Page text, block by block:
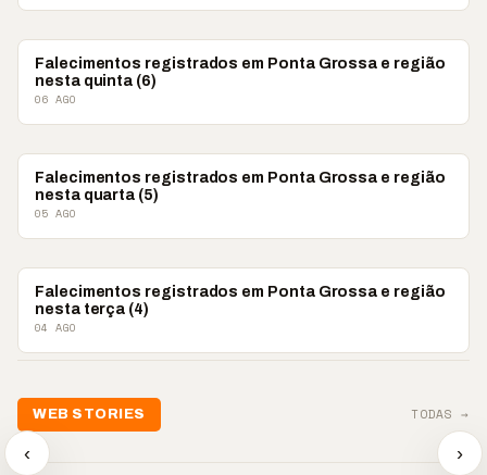
OBITUÁRIO
Falecimentos registrados em Ponta Grossa e região
nesta quinta (6)
06 AGO
OBITUÁRIO
Falecimentos registrados em Ponta Grossa e região
nesta quarta (5)
05 AGO
OBITUÁRIO
Falecimentos registrados em Ponta Grossa e região
nesta terça (4)
04 AGO
WEB STORIES TODAS →
‹
📢💜 Agosto Lilás
reforça combate à
violência contra a
mulher
📢 Noite
chega
oração
›